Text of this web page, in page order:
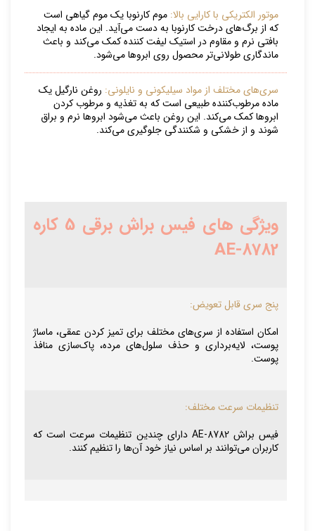
موتور الکتریکی با کارایی بالا: موم کارنوبا یک موم گیاهی است
که از برگ‌های درخت کارنوبا به دست می‌آید. این ماده به ایجاد
بافتی نرم و مقاوم در استیک لیفت کننده کمک می‌کند و باعث
ماندگاری طولانی‌تر محصول روی ابروها می‌شود.
سری‌های مختلف از مواد سیلیکونی و نایلونی: روغن نارگیل یک
ماده مرطوب‌کننده طبیعی است که به تغذیه و مرطوب کردن
ابروها کمک می‌کند. این روغن باعث می‌شود ابروها نرم و براق
شوند و از خشکی و شکنندگی جلوگیری می‌کند.
ویژگی های فیس براش برقی 5 کاره
AE-8782
پنج سری قابل تعویض:
امکان استفاده از سری‌های مختلف برای تمیز کردن عمقی، ماساژ
پوست، لایه‌برداری و حذف سلول‌های مرده، پاک‌سازی منافذ
پوست.
تنظیمات سرعت مختلف:
فیس براش AE-8782 دارای چندین تنظیمات سرعت است که
کاربران می‌توانند بر اساس نیاز خود آن‌ها را تنظیم کنند.